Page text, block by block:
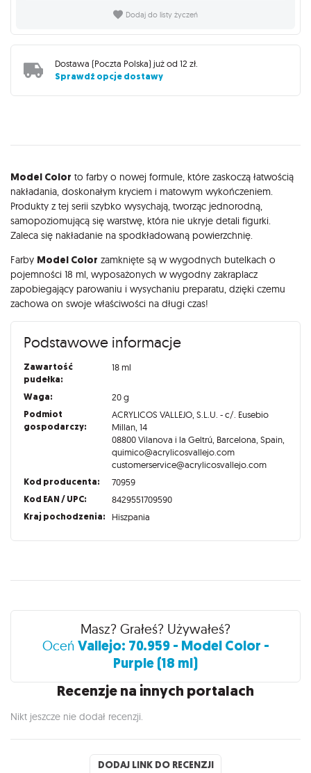
Dodaj do listy życzeń
Dostawa (Poczta Polska) już od 12 zł.
Sprawdź opcje dostawy
Opis
Model Color to farby o nowej formule, które zaskoczą łatwością
nakładania, doskonałym kryciem i matowym wykończeniem.
Produkty z tej serii szybko wysychają, tworząc jednorodną,
samopoziomującą się warstwę, która nie ukryje detali figurki.
Zaleca się nakładanie na spodkładowaną powierzchnię.
Farby Model Color zamknięte są w wygodnych butelkach o
pojemności 18 ml, wyposażonych w wygodny zakraplacz
zapobiegający parowaniu i wysychaniu preparatu, dzięki czemu
zachowa on swoje właściwości na długi czas!
Podstawowe informacje
Zawartość
pudełka:
18 ml
Waga: 20 g
Podmiot
gospodarczy:
ACRYLICOS VALLEJO, S.L.U. - c/. Eusebio
Millan, 14
08800 Vilanova i la Geltrú, Barcelona, Spain,
quimico@acrylicosvallejo.com
customerservice@acrylicosvallejo.com
Kod producenta: 70959
Kod EAN / UPC: 8429551709590
Kraj pochodzenia: Hiszpania
Recenzje
Masz? Grałeś? Używałeś?
Oceń Vallejo: 70.959 - Model Color -
Purple (18 ml)
Recenzje na innych portalach
Nikt jeszcze nie dodał recenzji.
DODAJ LINK DO RECENZJI